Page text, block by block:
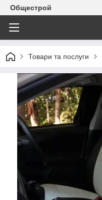
Общестрой
Товари та послуги